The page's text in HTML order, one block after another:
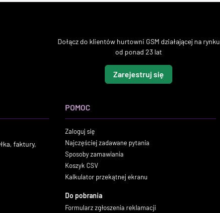
Dołącz do klientów hurtowni GSM działającej na rynku
od ponad 23 lat
Zarejestruj się
faktury,
POMOC
Zaloguj się
Najczęściej zadawane pytania
Sposoby zamawiania
Koszyk CSV
Kalkulator przekątnej ekranu
Do pobrania
Formularz zgłoszenia reklamacji